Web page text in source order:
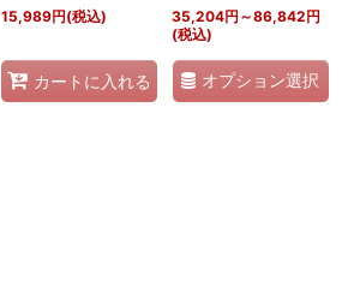
15,989円(税込)
カートに入れる
35,204円 ～86,842円
(税込)
オプション選択